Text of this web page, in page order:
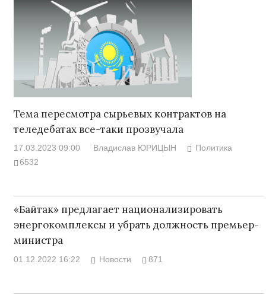
Тема пересмотра сырьевых контрактов на
теледебатах все-таки прозвучала
17.03.2023 09:00 Владислав ЮРИЦЫН
Политика
6532
«Байтак» предлагает национализировать
энергокомплексы и убрать должность премьер-
министра
01.12.2022 16:22 Новости 871